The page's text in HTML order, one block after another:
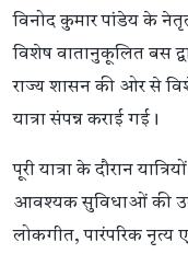
विनोद कुमार पांडेय के
विशेष वातानुकूलित बस
राज्य शासन की ओर से
यात्रा संपन्न कराई गई।
पूरी यात्रा के दौरान
आवश्यक सुविधाओं की
लोकगीत, पारंपरिक नृत्य